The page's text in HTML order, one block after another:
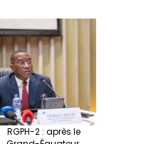
sA
p
p
n
ge
r
RGPH-2 : après le